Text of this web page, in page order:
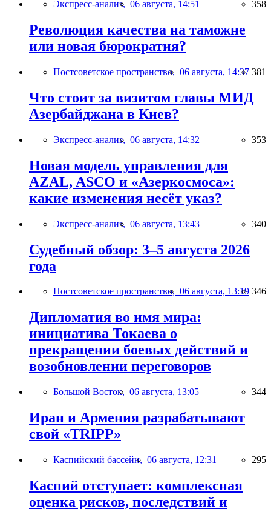
Экспресс-анализ, 06 августа, 14:51 358
Революция качества на таможне
или новая бюрократия?
Постсоветское пространство, 06 августа, 14:37 381
Что стоит за визитом главы МИД
Азербайджана в Киев?
Экспресс-анализ, 06 августа, 14:32 353
Новая модель управления для
AZAL, ASCO и «Азеркосмоса»:
какие изменения несёт указ?
Экспресс-анализ, 06 августа, 13:43 340
Судебный обзор: 3–5 августа 2026
года
Постсоветское пространство, 06 августа, 13:19 346
Дипломатия во имя мира:
инициатива Токаева о
прекращении боевых действий и
возобновлении переговоров
Большой Восток, 06 августа, 13:05 344
Иран и Армения разрабатывают
свой «TRIPP»
Каспийский бассейн, 06 августа, 12:31 295
Каспий отступает: комплексная
оценка рисков, последствий и